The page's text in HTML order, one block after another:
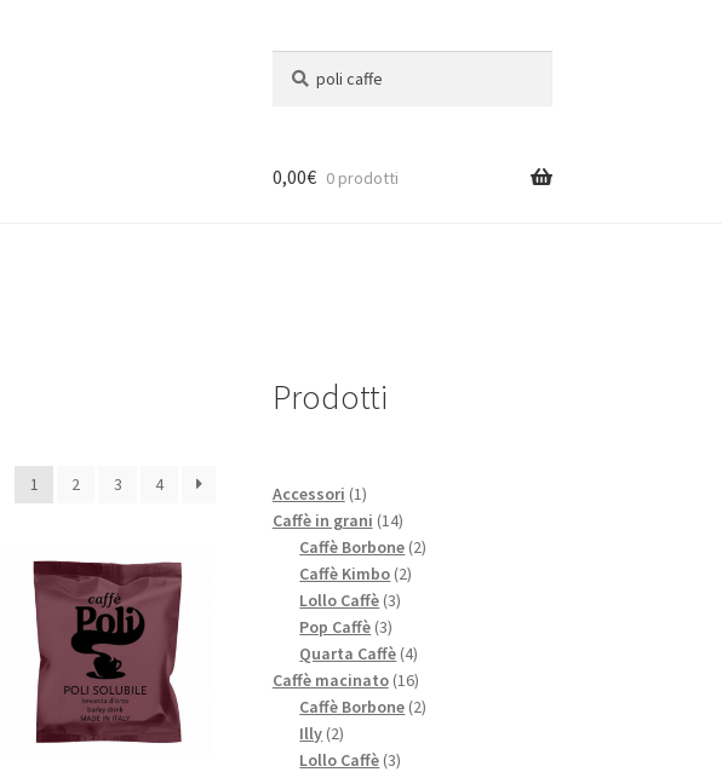
0,00€ 0 prodotti
1 2 3 4
Prodotti
Accessori 11
prodotto
Caffè in grani 1414
prodotti
Caffè Borbone 22
Caffè Kimbo 22
Lollo Caffè 33
Pop Caffè 33
prodotti
Quarta Caffè 44
prodotti
Caffè macinato 1616
prodotti
Caffè Borbone 22
Illy 22
prodotti
Lollo Caffè 33